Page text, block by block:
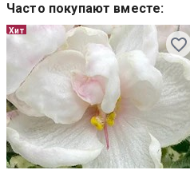
Часто покупают вместе:
Хит